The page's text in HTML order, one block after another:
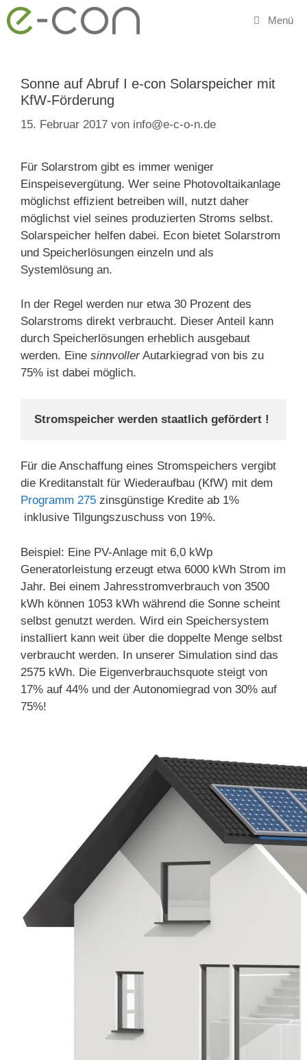
Zum
Inhalt
Menü
Sonne auf Abruf I e-con Solarspeicher mit
KfW-Förderung
15. Februar 2017 von info@e-c-o-n.de
Für Solarstrom gibt es immer weniger
Einspeisevergütung. Wer seine Photovoltaikanlage
möglichst effizient betreiben will, nutzt daher
möglichst viel seines produzierten Stroms selbst.
Solarspeicher helfen dabei. Econ bietet Solarstrom
und Speicherlösungen einzeln und als
Systemlösung an.
In der Regel werden nur etwa 30 Prozent des
Solarstroms direkt verbraucht. Dieser Anteil kann
durch Speicherlösungen erheblich ausgebaut
werden. Eine sinnvollerAutarkiegrad von bis zu
75% ist dabei möglich.
Stromspeicher werden staatlich gefördert !
Für die Anschaffung eines Stromspeichers vergibt
die Kreditanstalt für Wiederaufbau (KfW) mit dem
Programm 275 zinsgünstige Kredite ab 1%
inklusive Tilgungszuschuss von 19%.
Beispiel: Eine PV-Anlage mit 6,0 kWp
Generatorleistung erzeugt etwa 6000 kWh Strom im
Jahr. Bei einem Jahresstromverbrauch von 3500
kWh können 1053 kWh während die Sonne scheint
selbst genutzt werden. Wird ein Speichersystem
installiert kann weit über die doppelte Menge selbst
verbraucht werden. In unserer Simulation sind das
2575 kWh. Die Eigenverbrauchsquote steigt von
17% auf 44% und der Autonomiegrad von 30% auf
75%!